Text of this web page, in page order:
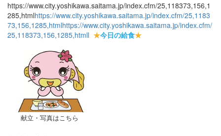
https://www.city.yoshikawa.saitama.jp/index.cfm/25,118373,156,1
285,htmlhttps://www.city.yoshikawa.saitama.jp/index.cfm/25,1183
73,156,1285,htmlhttps://www.city.yoshikawa.saitama.jp/index.cfm/
25,118373,156,1285,htmll ★今日の給食★
献立・写真はこちら